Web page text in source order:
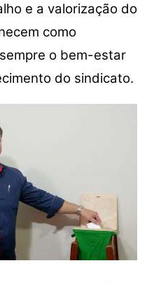
e a valorização do
como
o bem-estar
do sindicato.